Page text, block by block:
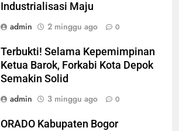
Industrialisasi Maju
admin
2 minggu ago 0
Terbukti! Selama Kepemimpinan
Ketua Barok, Forkabi Kota Depok
Semakin Solid
admin
3 minggu ago 0
ORADO Kabupaten Bogor